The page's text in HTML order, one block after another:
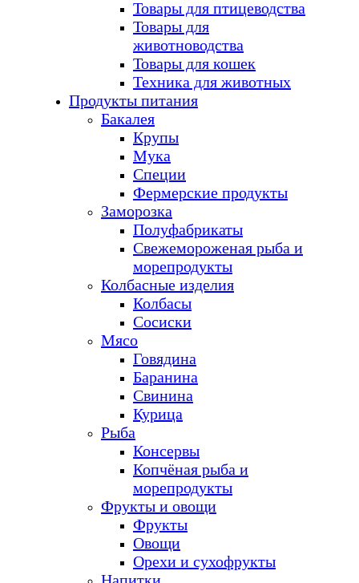
Товары для птицеводства
Товары для
животноводства
Товары для кошек
Техника для животных
Продукты питания
Бакалея
Крупы
Мука
Специи
Фермерские продукты
Заморозка
Полуфабрикаты
Свежемороженая рыба и
морепродукты
Колбасные изделия
Колбасы
Сосиски
Мясо
Говядина
Баранина
Свинина
Курица
Рыба
Консервы
Копчёная рыба и
морепродукты
Фрукты и овощи
Фрукты
Овощи
Орехи и сухофрукты